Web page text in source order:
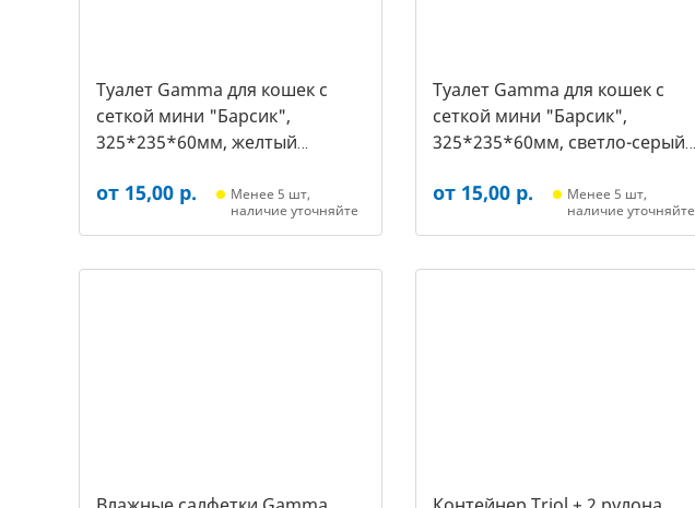
Туалет Gamma для кошек c
сеткой мини "Барсик",
325*235*60мм, желтый
от 15,00 р.
Менее 5 шт,
наличие уточняйте
Туалет Gamma для кошек c
сеткой мини "Барсик",
325*235*60мм, светло-серый
от 15,00 р.
Менее 5 шт,
наличие уточняйте